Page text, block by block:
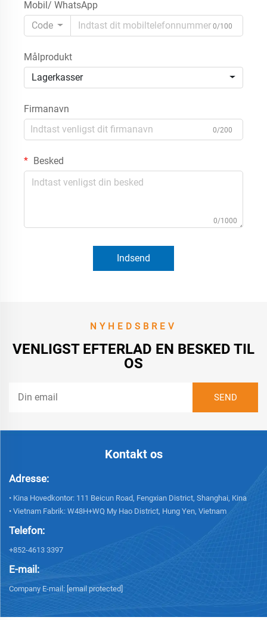
Mobil/ WhatsApp
Code
0/100
Målprodukt
Lagerkasser
Firmanavn
0/200
Besked
0/1000
Indsend
NYHEDSBREV
VENLIGST EFTERLAD EN BESKED TIL
OS
Kontakt os
Adresse:
• Kina Hovedkontor: 111 Beicun Road, Fengxian District, Shanghai, Kina
• Vietnam Fabrik: W48H+WQ My Hao District, Hung Yen, Vietnam
Telefon:
+852-4613 3397
E-mail:
Company E-mail: [email protected]